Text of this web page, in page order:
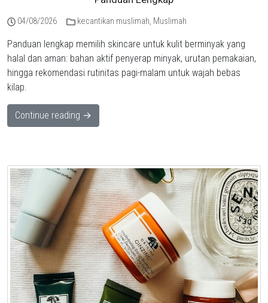
04/08/2026 kecantikan muslimah, Muslimah
Panduan lengkap memilih skincare untuk kulit berminyak yang
halal dan aman: bahan aktif penyerap minyak, urutan pemakaian,
hingga rekomendasi rutinitas pagi-malam untuk wajah bebas
kilap.
Continue reading →